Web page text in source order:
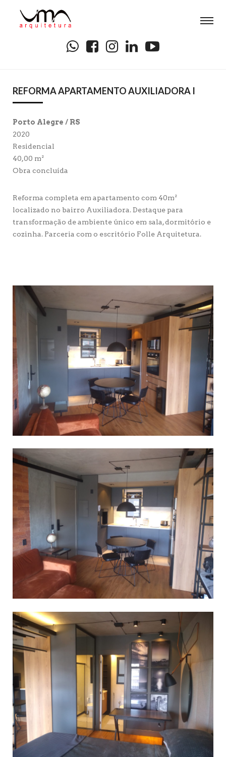
REFORMA APARTAMENTO AUXILIADORA I
Porto Alegre / RS
2020
Residencial
40,00 m²
Obra concluída
Reforma completa em apartamento com 40m²
localizado no bairro Auxiliadora. Destaque para
transformação de ambiente único em sala, dormitório e
cozinha. Parceria com o escritório Folle Arquitetura.